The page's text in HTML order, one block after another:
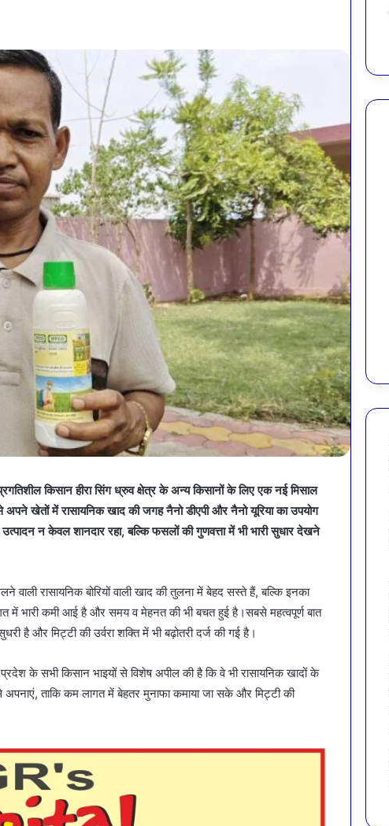
किसान हीरा सिंग ध्रुव क्षेत्र के अन्य किसानों के लिए एक नई मिसाल
खेतों में रासायनिक खाद की जगह नैनो डीएपी और नैनो यूरिया का उपयोग
न केवल शानदार रहा, बल्कि फसलों की गुणवत्ता में भी भारी सुधार देखने
वाली रासायनिक बोरियों वाली खाद की तुलना में बेहद सस्ते हैं, बल्कि इनका
भारी कमी आई है और समय व मेहनत की भी बचत हुई है।सबसे महत्वपूर्ण बात
है और मिट्टी की उर्वरा शक्ति में भी बढ़ोतरी दर्ज की गई है।
के सभी किसान भाइयों से विशेष अपील की है कि वे भी रासायनिक खादों के
अपनाएं, ताकि कम लागत में बेहतर मुनाफा कमाया जा सके और मिट्टी की